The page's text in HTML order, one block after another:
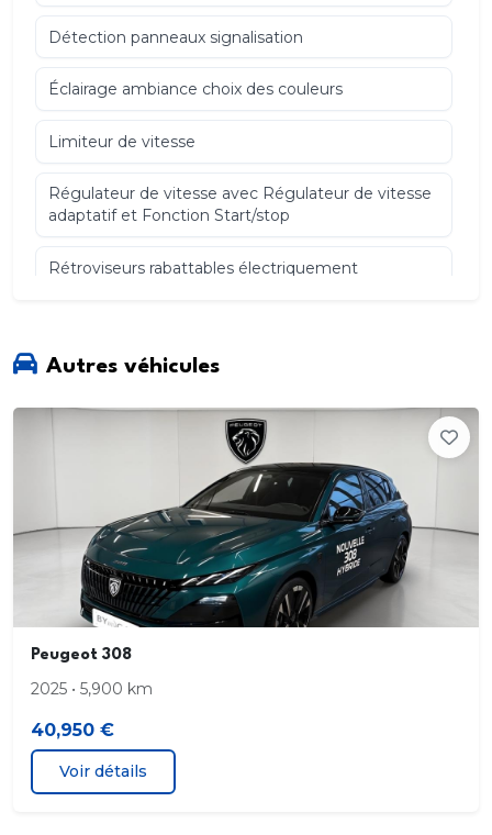
Détection panneaux signalisation
Éclairage ambiance choix des couleurs
Limiteur de vitesse
Régulateur de vitesse avec Régulateur de vitesse
adaptatif et Fonction Start/stop
Rétroviseurs rabattables électriquement
Volant et Sièges AV Chauffants
Intégration mobile Apple CarPlay. Android Auto.
999. 999. 0. connexion sans fil Apple et connexion
sans fil Android
Hayon Electrique
Sellerie Alcantara Cuir
Autres véhicules
Peugeot 308
2025 • 5,900 km
40,950 €
Voir détails